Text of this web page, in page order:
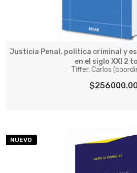
Justicia Penal, politica criminal y
en el siglo XXI 2
Tiffer, Carlos
NUEVO